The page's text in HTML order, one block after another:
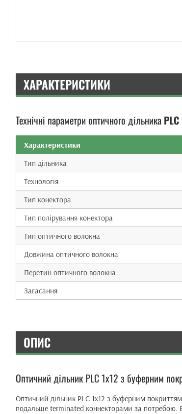
ХАРАКТЕРИСТИКИ
Технічні параметри оптичного дільника
Характеристики
Тип дільника
Технологія
Тип конектора
Тип полірування конектора
Тип оптичного волокна
Довжина оптичного волокна
Перетин оптичного волокна
Загасання
ОПИС
Оптичний дільник PLC 1x12 з буферним
Оптичний дільник PLC 1x12 з буферним
подальше terminated коннекторами за потребою.